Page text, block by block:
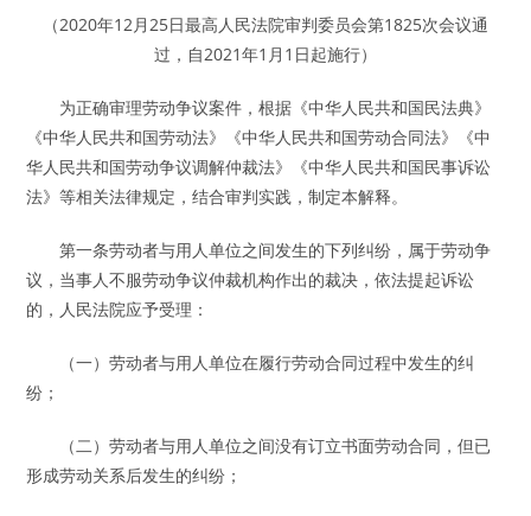
（2020年12月25日最高人民法院审判委员会第1825次会议通
过，自2021年1月1日起施行）
为正确审理劳动争议案件，根据《中华人民共和国民法典》
《中华人民共和国劳动法》《中华人民共和国劳动合同法》《中
华人民共和国劳动争议调解仲裁法》《中华人民共和国民事诉讼
法》等相关法律规定，结合审判实践，制定本解释。
第一条劳动者与用人单位之间发生的下列纠纷，属于劳动争
议，当事人不服劳动争议仲裁机构作出的裁决，依法提起诉讼
的，人民法院应予受理：
（一）劳动者与用人单位在履行劳动合同过程中发生的纠
纷；
（二）劳动者与用人单位之间没有订立书面劳动合同，但已
形成劳动关系后发生的纠纷；